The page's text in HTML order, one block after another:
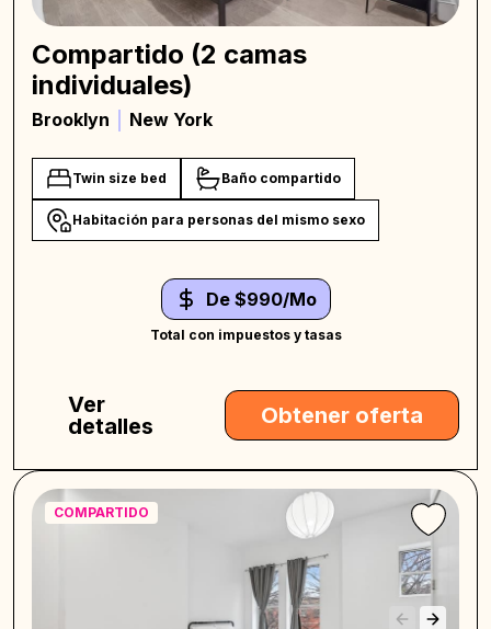
Compartido (2 camas
individuales)
Brooklyn New York
Twin size bed Baño compartido
Habitación para personas del mismo sexo
De $990/Mo
Total con impuestos y tasas
Ver
detalles
Obtener oferta
COMPARTIDO